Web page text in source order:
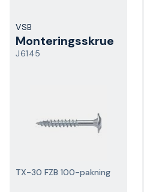
VSB
Monteringsskrue
J6145
TX-30 FZB 100-pakning